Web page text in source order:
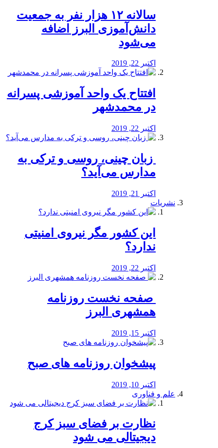
️سالانه ۱۲ هزار نفر به جمعیت
دانش‌آموزی البرز اضافه
می‌شود
اکتبر 22, 2019
افتتاح یک واحد آموزشی پسرانه
در محمدشهر
اکتبر 22, 2019
️ زبان چینی، روسی و ترکی به
مدارس می‌آید؟
اکتبر 21, 2019
نشریات
این کشور مگر نیروی امنیتی
ندارد؟
اکتبر 22, 2019
️ صفحه نخست روزنامه‌
همشهری البرز
اکتبر 15, 2019
پیشخوان روزنامه های صبح
اکتبر 10, 2019
علم و فناوری
نظارت بر فضای سبز کرج
دیجیتالی می شود